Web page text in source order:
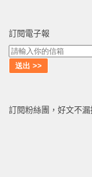
訂閱電子報
訂閱粉絲團，好文不漏